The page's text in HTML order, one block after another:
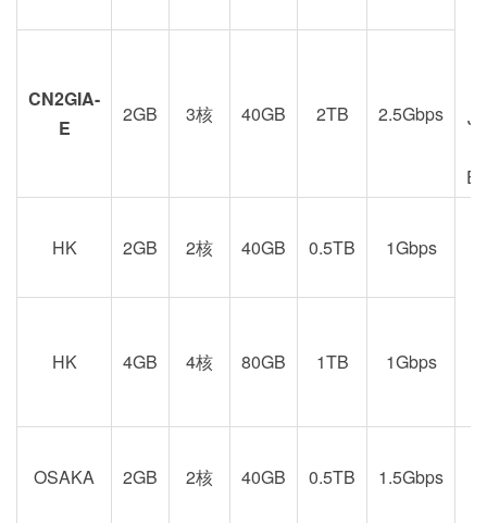
CN2GIA-
E
2GB 3核 40GB 2TB 2.5Gbps
HK 2GB 2核 40GB 0.5TB 1Gbps
HK 4GB 4核 80GB 1TB 1Gbps
OSAKA 2GB 2核 40GB 0.5TB
1.5Gbps